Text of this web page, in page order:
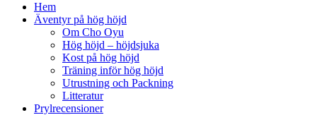
Hem
Äventyr på hög höjd
Om Cho Oyu
Hög höjd – höjdsjuka
Kost på hög höjd
Träning inför hög höjd
Utrustning och Packning
Litteratur
Prylrecensioner